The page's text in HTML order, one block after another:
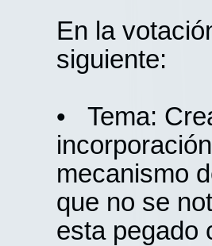
En la
siguiente:
• Tema:
mecanismo
que no se
esta pegado